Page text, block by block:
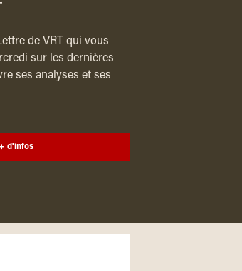
de VRT qui vous
sur les dernières
ses analyses et ses
+ d'infos